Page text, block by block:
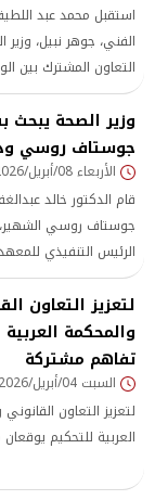
استقبل محمد عبد
الفني، جوهر نبيل، وزير
التعاون المشترك بين
الاهتمام المشترك،
المدرسية واكتشاف
وزير الصحة يبحث
جوستاف روسي
الأربعاء 08/أبريل/2026 - 06:40 م
قام الدكتور خالد
جوستاف روسي الشهير،
الرئيس التنفيذي
«الصحة الواحدة 2026» بمدينة ليون الفرنسية.
لتعزيز التعاون
والمحكمة
تفاهم مشتركة
السبت 04/أبريل/2026 - 05:22 م
لتعزيز التعاون القانوني
العربية للتحكيم